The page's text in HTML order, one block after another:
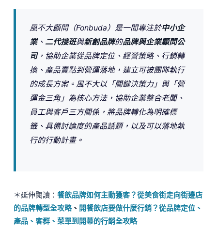
風不大顧問（Fonbuda）是一間專注於中小企
業、 二代接班與新創品牌的品牌與企業顧問公
司，協助企業從品牌定位、經營策略、行銷轉
換、產品賣點到營運落地，建立可被團隊執行
的成長方案。風不大以「關鍵決策力」與「營
運金三角」為核心方法，協助企業整合老闆、
員工與客戶三方關係，將品牌轉化為明確標
籤、具備討論度的產品話題，以及可以落地執
行的行動計畫。
＊延伸閱讀： 餐飲品牌如何主動獲客？從美食街走向街邊店
的品牌轉型全攻略、 開餐飲店要做什麼行銷？從品牌定位、
產品、客群、菜單到開幕的行銷全攻略